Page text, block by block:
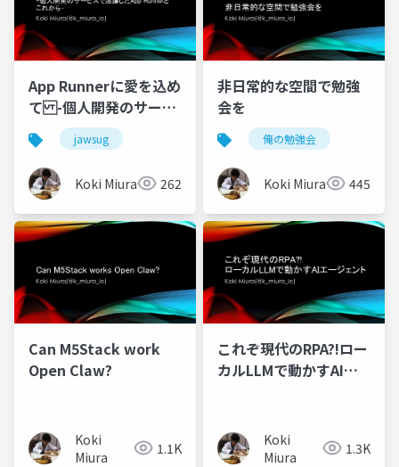
App Runnerに愛を込め
て -個人開発のサービ
スで活躍したApp
Runnerとこれから-
jawsug
Koki Miura 262
非日常的な空間で勉強
会を
俺の勉強会
Koki Miura 445
Can M5Stack work
Open Claw?
Koki
Miura
1.1K
これぞ現代のRPA?!ロー
カルLLMで動かすAIエ
Koki
Miura
1.3K